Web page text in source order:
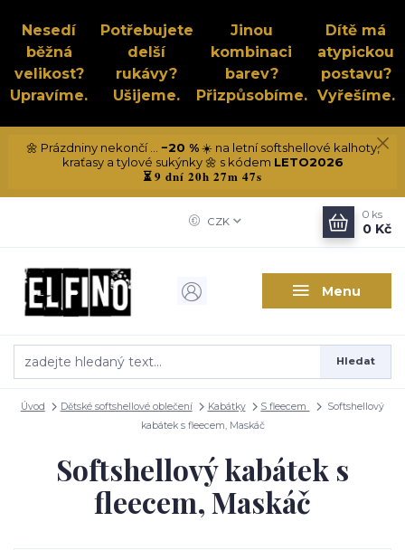
Nesedí
běžná
velikost?
Upravíme.
Potřebujete
delší
rukávy?
Ušijeme.
Jinou
kombinaci
barev?
Přizpůsobíme.
Dítě má
atypickou
postavu?
Vyřešíme.
🌼 Prázdniny nekončí ... −20 %☀️ na letní softshellové kalhoty,
kraťasy a tylové sukýnky 🌼 s kódem LETO2026
⏳9 dní 20h 27m 47s
Menu
CZK
Hledat
0 ks
0 Kč
Úvod Dětské softshellové oblečení Kabátky S fleecem
Softshellový
kabátek s fleecem, Maskáč
Softshellový kabátek s
fleecem, Maskáč